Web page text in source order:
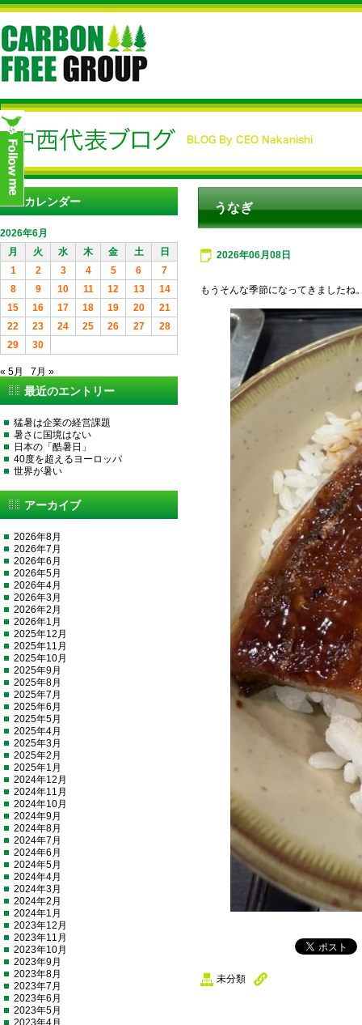
うなぎ
2026年06月08日
もうそんな季節になってきましたね
未分類
カレンダー
2026年6月
月
火 水 木 金 土
日
1
2 3 4 5 6
7
8
9 10 11 12 13
14
15
16 17 18 19 20
21
22
23 24 25 26 27
28
29
30
« 5月 7月 »
最近のエントリー
猛暑は企業の経営課題
暑さに国境はない
日本の「酷暑日」
40度を超えるヨーロッパ
世界が暑い
アーカイブ
2026年8月
2026年7月
2026年6月
2026年5月
2026年4月
2026年3月
2026年2月
2026年1月
2025年12月
2025年11月
2025年10月
2025年9月
2025年8月
2025年7月
2025年6月
2025年5月
2025年4月
2025年3月
2025年2月
2025年1月
2024年12月
2024年11月
2024年10月
2024年9月
2024年8月
2024年7月
2024年6月
2024年5月
2024年4月
2024年3月
2024年2月
2024年1月
2023年12月
2023年11月
2023年10月
2023年9月
2023年8月
2023年7月
2023年6月
2023年5月
2023年4月